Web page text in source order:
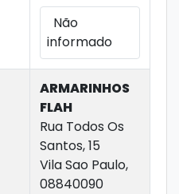
Não
informado
ARMARINHOS
FLAH
Rua Todos Os
Santos, 15
Vila Sao Paulo,
08840090